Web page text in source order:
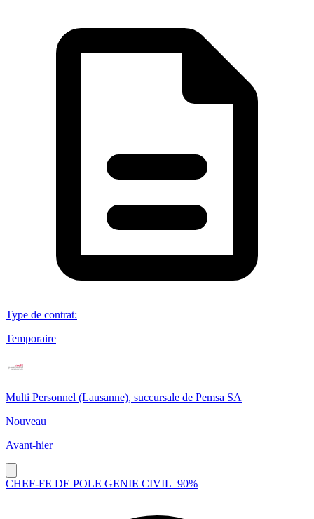
Type de contrat:
Temporaire
Multi Personnel (Lausanne), succursale de Pemsa SA
Nouveau
Avant-hier
CHEF-FE DE POLE GENIE CIVIL_90%